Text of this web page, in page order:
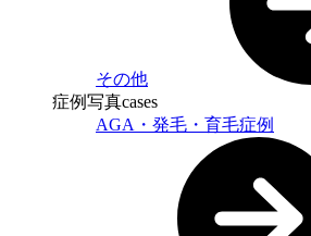
その他
症例写真cases
AGA・発毛・育毛症例